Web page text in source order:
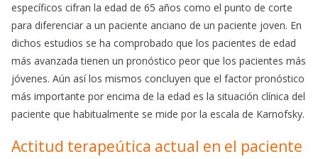
específicos cifran la edad de 65 años como el punto de corte
para diferenciar a un paciente anciano de un paciente joven. En
dichos estudios se ha comprobado que los pacientes de edad
más avanzada tienen un pronóstico peor que los pacientes más
jóvenes. Aún así los mismos concluyen que el factor pronóstico
más importante por encima de la edad es la situación clínica del
paciente que habitualmente se mide por la escala de Karnofsky.
Actitud terapeútica actual en el paciente